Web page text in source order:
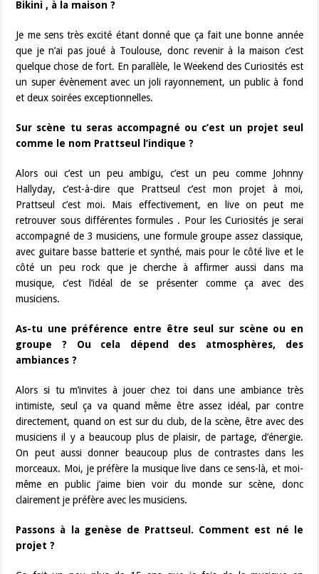
Bikini , à la maison ?
Je me sens très excité étant donné que ça fait une bonne année
que je n’ai pas joué à Toulouse, donc revenir à la maison c’est
quelque chose de fort. En parallèle, le Weekend des Curiosités est
un super évènement avec un joli rayonnement, un public à fond
et deux soirées exceptionnelles.
Sur scène tu seras accompagné ou c’est un projet seul
comme le nom Prattseul l’indique ?
Alors oui c’est un peu ambigu, c’est un peu comme Johnny
Hallyday, c’est-à-dire que Prattseul c’est mon projet à moi,
Prattseul c’est moi. Mais effectivement, en live on peut me
retrouver sous différentes formules . Pour les Curiosités je serai
accompagné de 3 musiciens, une formule groupe assez classique,
avec guitare basse batterie et synthé, mais pour le côté live et le
côté un peu rock que je cherche à affirmer aussi dans ma
musique, c’est l’idéal de se présenter comme ça avec des
musiciens.
As-tu une préférence entre être seul sur scène ou en
groupe ? Ou cela dépend des atmosphères, des
ambiances ?
Alors si tu m’invites à jouer chez toi dans une ambiance très
intimiste, seul ça va quand même être assez idéal, par contre
directement, quand on est sur du club, de la scène, être avec des
musiciens il y a beaucoup plus de plaisir, de partage, d’énergie.
On peut aussi donner beaucoup plus de contrastes dans les
morceaux. Moi, je préfère la musique live dans ce sens-là, et moi-
même en public j’aime bien voir du monde sur scène, donc
clairement je préfère avec les musiciens.
Passons à la genèse de Prattseul. Comment est né le
projet ?